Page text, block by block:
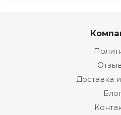
Доставка